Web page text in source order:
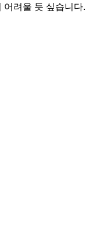
어려울 듯 싶습니다.